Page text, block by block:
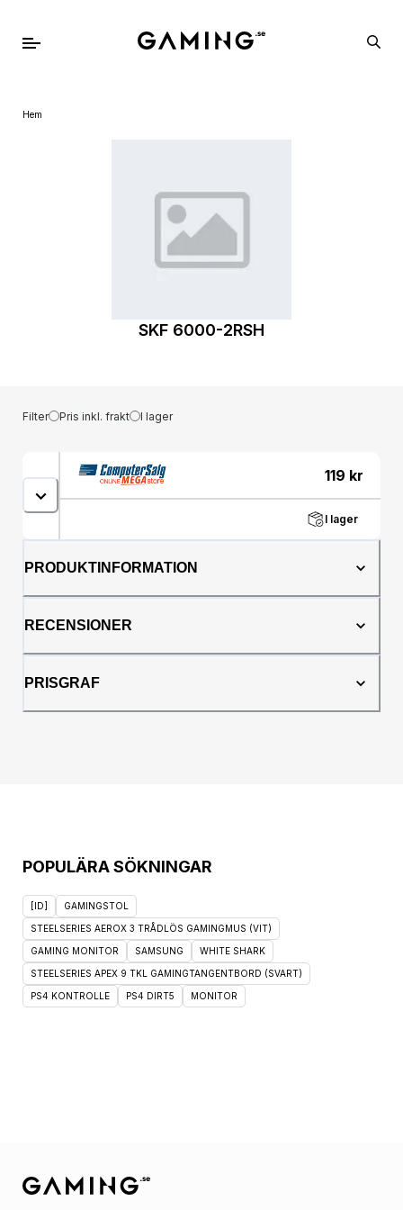
Hem
SKF 6000-2RSH
Filter Pris inkl. frakt I lager
119 kr
I lager
PRODUKTINFORMATION
RECENSIONER
PRISGRAF
POPULÄRA SÖKNINGAR
[ID] GAMINGSTOL
STEELSERIES AEROX 3 TRÅDLÖS GAMINGMUS (VIT)
GAMING MONITOR SAMSUNG WHITE SHARK
STEELSERIES APEX 9 TKL GAMINGTANGENTBORD (SVART)
PS4 KONTROLLE PS4 DIRT5 MONITOR